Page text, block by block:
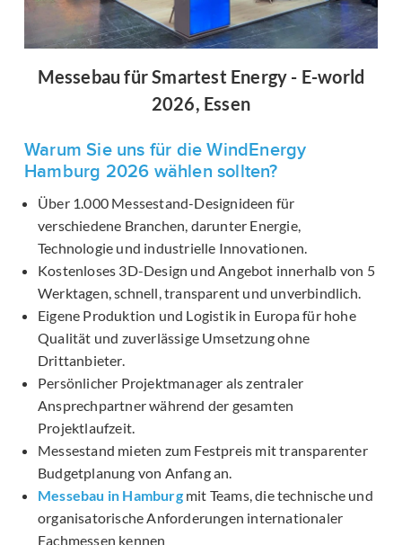
Messebau für Smartest Energy - E-world
2026, Essen
Warum Sie uns für die WindEnergy
Hamburg 2026 wählen sollten?
Über 1.000 Messestand-Designideen für
verschiedene Branchen, darunter Energie,
Technologie und industrielle Innovationen.
Kostenloses 3D-Design und Angebot innerhalb von 5
Werktagen, schnell, transparent und unverbindlich.
Eigene Produktion und Logistik in Europa für hohe
Qualität und zuverlässige Umsetzung ohne
Drittanbieter.
Persönlicher Projektmanager als zentraler
Ansprechpartner während der gesamten
Projektlaufzeit.
Messestand mieten zum Festpreis mit transparenter
Budgetplanung von Anfang an.
Messebau in Hamburgmit Teams, die technische und
organisatorische Anforderungen internationaler
Fachmessen kennen